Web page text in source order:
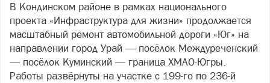
В Кондинском районе в рамках национального
проекта «Инфраструктура для жизни» продолжается
масштабный ремонт автомобильной дороги «Юг» на
направлении город Урай — посёлок Междуреченский
— посёлок Куминский — граница ХМАО-Югры.
Работы развёрнуты на участке с 199-го по 236-й